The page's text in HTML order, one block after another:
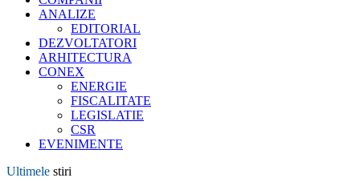
ANALIZE
EDITORIAL
DEZVOLTATORI
ARHITECTURA
CONEX
ENERGIE
FISCALITATE
LEGISLATIE
CSR
EVENIMENTE
Ultimele stiri